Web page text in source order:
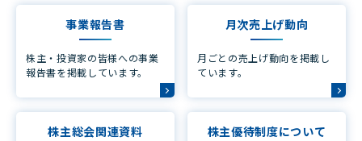
事業報告書
株主・投資家の皆様への事業
報告書を掲載しています。
月次売上げ動向
月ごとの売上げ動向を掲載し
ています。
株主総会関連資料 株主優待制度について